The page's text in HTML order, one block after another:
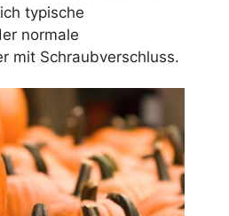
typische
normale
mit Schraubverschluss.